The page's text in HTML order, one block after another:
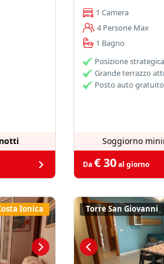
1 Camera
4 Persone Max
1 Bagno
Posizione strategica
Grande terrazzo
Posto auto gratuito
Soggiorno
Da€ 30al giorno
Ionica Torre San Giovanni